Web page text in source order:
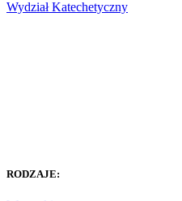
Wydział Katechetyczny
RODZAJE: